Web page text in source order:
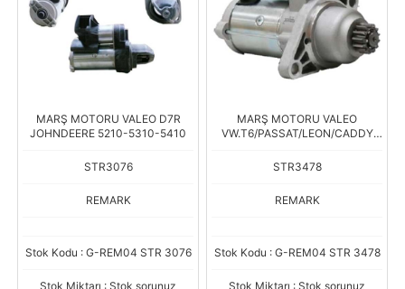
MARŞ MOTORU VALEO D7R
JOHNDEERE 5210-5310-5410
STR3076
REMARK
Stok Kodu : G-REM04 STR 3076
Stok Miktarı : Stok sorunuz
MARŞ MOTORU VALEO
VW.T6/PASSAT/LEON/CADDY
STR3478
REMARK
Stok Kodu : G-REM04 STR 3478
Stok Miktarı : Stok sorunuz